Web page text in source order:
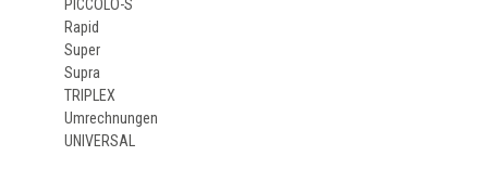
PICCOLO-S
Rapid
Super
Supra
TRIPLEX
Umrechnungen
UNIVERSAL